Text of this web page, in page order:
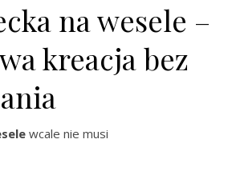
na wesele –
kreacja bez
wcale nie musi